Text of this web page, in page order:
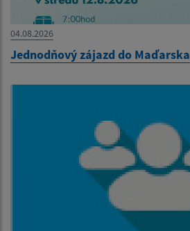
04.08.2026
Jednodňový zájazd do Maďarska